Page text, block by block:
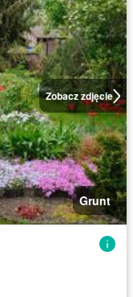
Zobacz zdjęcie
Grunt